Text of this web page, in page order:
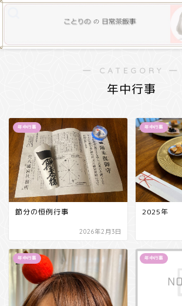
― CATEGORY ―
年中行事
年中行事
節分の恒例行事
2026年2月3日
年中行事
2025年
年中行事 年中行事